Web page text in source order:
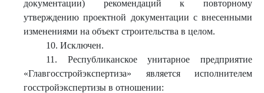
документации) рекомендаций к повторному
утверждению проектной документации с внесенными
изменениями на объект строительства в целом.
10. Исключен.
11. Республиканское унитарное предприятие
«Главгосстройэкспертиза» является исполнителем
госстройэкспертизы в отношении: